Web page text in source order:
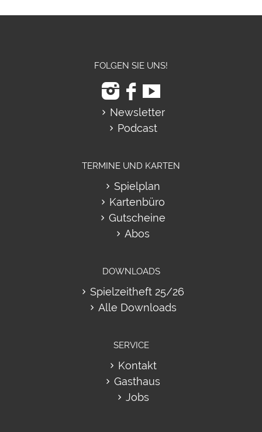
FOLGEN SIE UNS!
Newsletter
Podcast
TERMINE UND KARTEN
Spielplan
Kartenbüro
Gutscheine
Abos
DOWNLOADS
Spielzeitheft 25/26
Alle Downloads
SERVICE
Kontakt
Gasthaus
Jobs